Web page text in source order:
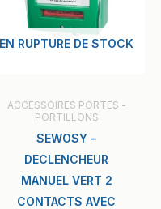
EN RUPTURE DE STOCK
ACCESSOIRES PORTES -
PORTILLONS
SEWOSY –
DECLENCHEUR
MANUEL VERT 2
CONTACTS AVEC